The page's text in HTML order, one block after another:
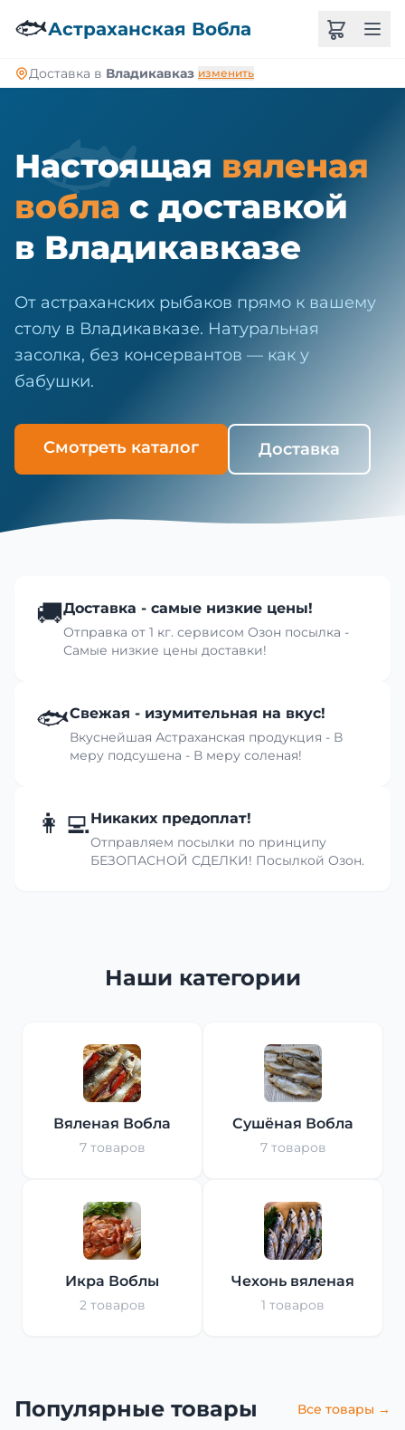
🐟Астраханская Вобла
Доставка в Владикавказ изменить
🐟
Настоящая вяленая
вобла с доставкой
в Владикавказе
От астраханских рыбаков прямо к вашему
столу в Владикавказе. Натуральная
засолка, без консервантов — как у
бабушки.
Смотреть каталог Доставка
🚚Доставка - самые низкие цены!
Отправка от 1 кг. сервисом Озон посылка -
Самые низкие цены доставки!
🐟Свежая - изумительная на вкус!
Вкуснейшая Астраханская продукция - В
меру подсушена - В меру соленая!
👩‍💻Никаких предоплат!
Отправляем посылки по принципу
БЕЗОПАСНОЙ СДЕЛКИ! Посылкой Озон.
Наши категории
Вяленая Вобла
7 товаров
Сушёная Вобла
7 товаров
Икра Воблы
2 товаров
Чехонь вяленая
1 товаров
Популярные товары Все товары →